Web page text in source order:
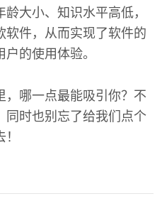
大小、知识水平高低，
软件，从而实现了软件的
的使用体验。
，哪一点最能吸引你？不
同时也别忘了给我们点个